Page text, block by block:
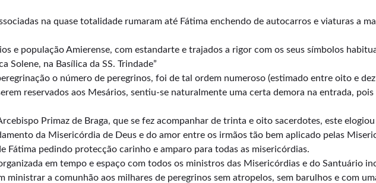
na quase totalidade rumaram até Fátima enchendo de autocarros e viaturas a
e população Amierense, com estandarte e trajados a rigor com os seus símbolos
Solene, na Basílica da SS. Trindade”
o número de peregrinos, foi de tal ordem numeroso (estimado entre oito e
reservados aos Mesários, sentiu-se naturalmente uma certa demora na entrada,
Primaz de Braga, que se fez acompanhar de trinta e oito sacerdotes, este
da Misericórdia de Deus e do amor entre os irmãos tão bem aplicado pelas
Fátima pedindo protecção carinho e amparo para todas as misericórdias.
em tempo e espaço com todos os ministros das Misericórdias e do Santuário
ministrar a comunhão aos milhares de peregrinos sem atropelos, sem barulhos e com